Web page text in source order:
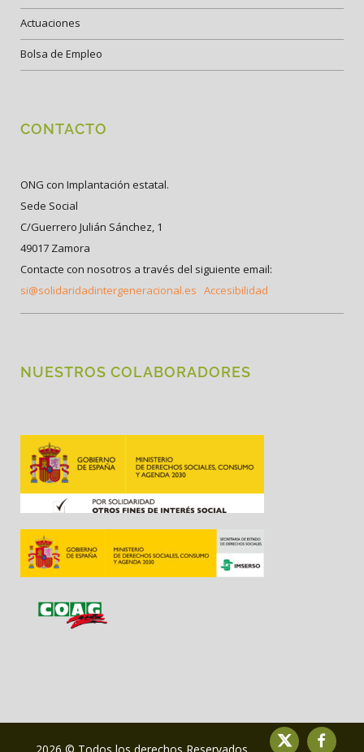
Actuaciones
Bolsa de Empleo
CONTACTO
ONG con Implantación estatal.
Sede Social
C/Guerrero Julián Sánchez, 1
49017 Zamora
Contacte con nosotros a través del siguiente email:
si@solidaridadintergeneracional.es Accesibilidad
NUESTROS COLABORADORES